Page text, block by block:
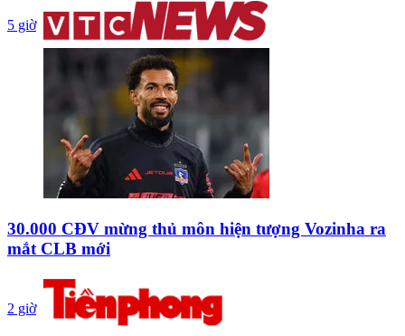
5 giờ
30.000 CĐV mừng thủ môn hiện tượng Vozinha ra
mắt CLB mới
2 giờ